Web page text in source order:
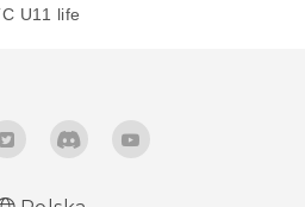
U11 life‎